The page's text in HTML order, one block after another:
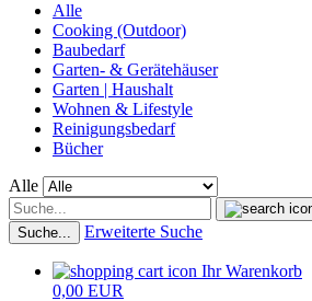
Alle
Cooking (Outdoor)
Baubedarf
Garten- & Gerätehäuser
Garten | Haushalt
Wohnen & Lifestyle
Reinigungsbedarf
Bücher
Alle
Suche... Erweiterte Suche
Ihr Warenkorb
0,00 EUR